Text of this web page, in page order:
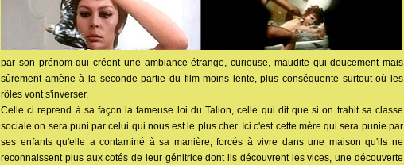
par son prénom qui créent une ambiance étrange, curieuse, maudite qui doucement mais
sûrement amène à la seconde partie du film moins lente, plus conséquente surtout où les
rôles vont s'inverser.
Celle ci reprend à sa façon la fameuse loi du Talion, celle qui dit que si on trahit sa classe
sociale on sera puni par celui qui nous est le plus cher. Ici c'est cette mère qui sera punie par
ses enfants qu'elle a contaminé à sa manière, forcés à vivre dans une maison qu'ils ne
reconnaissent plus aux cotés de leur génitrice dont ils découvrent les vices, une découverte